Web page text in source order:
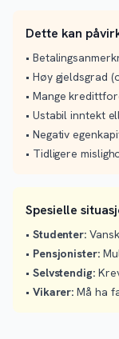
Dette kan
•
• Høy gjeldsgrad
• Mange
• Ustabil inntekt
• Negativ
• Tidligere
Spesielle
• Studenter:
• Pensjonister:
• Selvstendig:
• Vikarer: Må ha